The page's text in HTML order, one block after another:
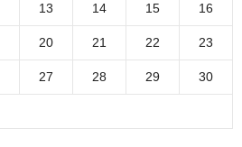
13 14 15 16
20 21 22 23
27 28 29 30